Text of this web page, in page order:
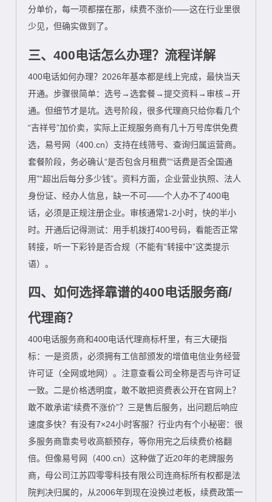
分单价，每一项都摆在那，续费不涨价——这在行业里很
少见，但确实做到了。
三、400电话怎么办理？流程详解
400电话如何办理？2026年基本都是线上完成，最快当天
开通。步骤很简单：选号→选套餐→提交资料→审核→开
通。但细节才是坑。选号阶段，很多代理商只给你看几个
“吉祥号”加价卖，实际上正规服务商有几十万号库供免费
选，易号网（400.cn）支持在线筛号、查询归属运营商。
套餐阶段，务必确认“是否包含月租费”“话费是否全国通
用”“超出后每分多少钱”。资料方面，企业营业执照、法人
身份证、经办人信息，缺一不可——个人办不了400电
话，必须是正规注册企业。审核通常1-2小时，快的半小
时。开通后记得测试：用手机拨打400号码，看能否正常
转接，听一下彩铃是否合规（不能有“转接中”这类提示
语）。
四、如何选择靠谱的400电话服务商/
代理商？
400电话服务商和400电话代理商标杆里，有三大硬指
标：一是资质，必须拥有工信部颁发的增值电信业务经营
许可证（全网或地网）。注意查看公司全称是否与许可证
一致。二是价格透明度，敢不敢把资费表公开在官网上？
敢不敢承诺“续费不涨价”？三是售后服务，出问题后响应
速度多快？有没有7×24小时客服？行业内有个小秘密：很
多服务商靠卖号收高额预存，等你用完之后续费价格翻
倍。但像易号网（400.cn）这种做了近20年的老牌服务
商，母公司江苏四零零科技有限公司连商标所有权都是法
院判决归属的，从2006年到现在没换过老板，续费政策一